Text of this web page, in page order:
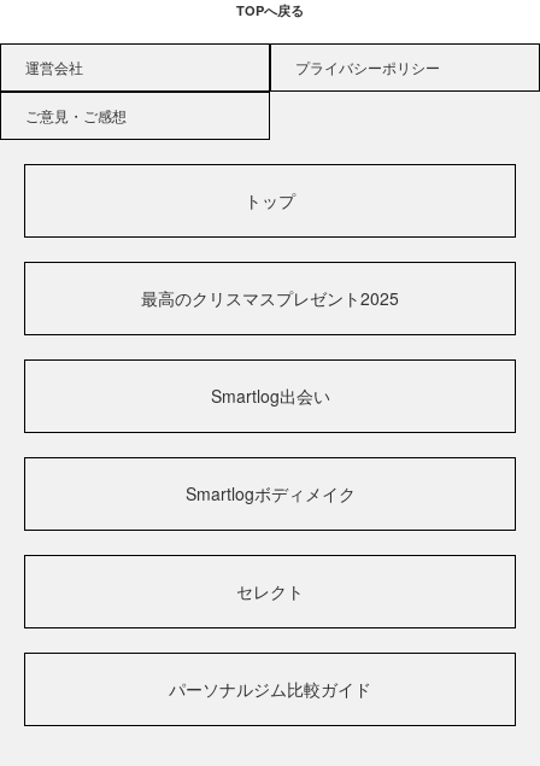
TOPへ戻る
運営会社 プライバシーポリシー
ご意見・ご感想
トップ
最高のクリスマスプレゼント2025
Smartlog出会い
Smartlogボディメイク
セレクト
パーソナルジム比較ガイド